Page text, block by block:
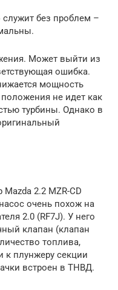
без проблем –
Может выйти из
ошибка.
мощность
не идет как
турбины. Однако в
2.2 MZR-CD
очень похож на
2.0 (RF7J). У него
клапан (клапан
топлива,
к плунжеру секции
встроен в ТНВД.